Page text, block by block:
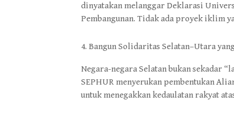
dinyatakan melanggar Deklarasi
Pembangunan. Tidak ada proyek iklim
Bangun Solidaritas Selatan–Utara
Negara-negara Selatan bukan sekadar
SEPHUR menyerukan pembentukan
untuk menegakkan kedaulatan rakyat